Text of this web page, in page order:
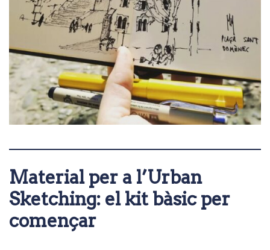
Material per a l’Urban
Sketching: el kit bàsic per
començar